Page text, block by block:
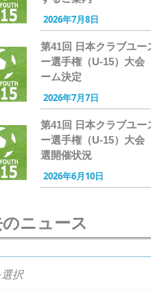
2026年7月8日
第41回 日本クラブユー
ー選手権（U-15）大
ーム決定
2026年7月7日
第41回 日本クラブユー
ー選手権（U-15）大
選開催状況
2026年6月10日
ニュース